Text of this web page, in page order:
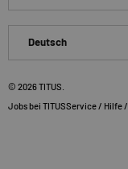
Deutsch
© 2026TITUS
Jobs bei TITUSService / Hilfe